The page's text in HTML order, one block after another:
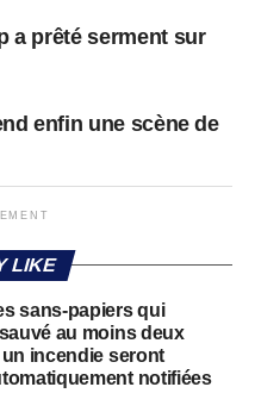
a prêté serment sur
enfin une scène de
LIKE
sans-papiers qui
au moins deux
incendie seront
notifiées